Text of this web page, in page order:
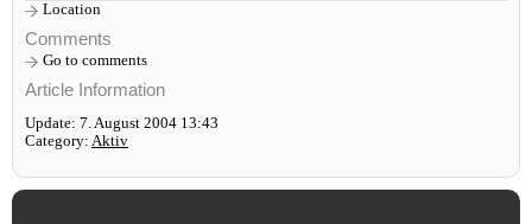
Location
Comments
Go to comments
Article Information
Update: 7. August 2004 13:43
Category: Aktiv